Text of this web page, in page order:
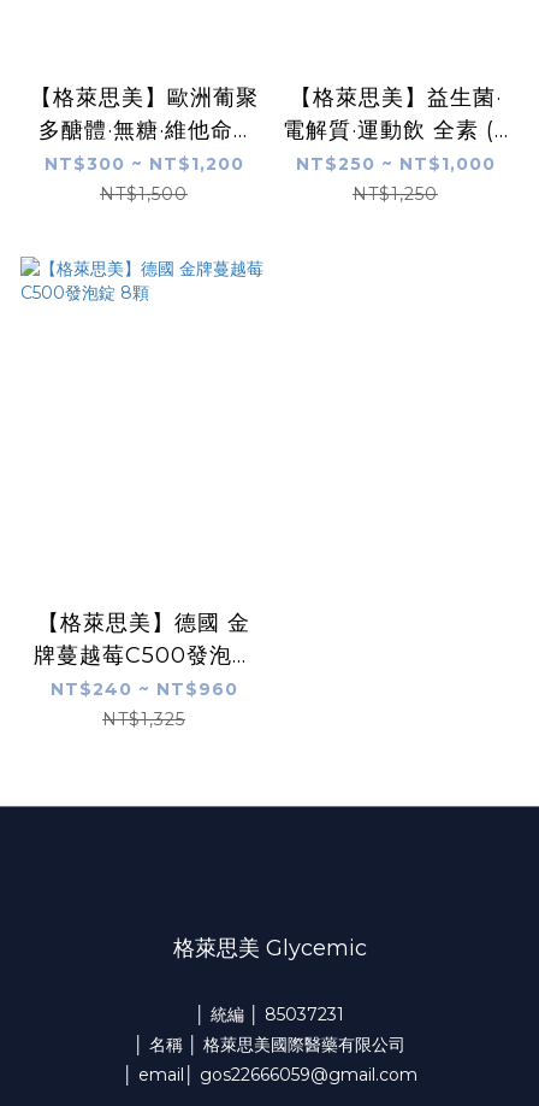
【格萊思美】歐洲葡聚
多醣體·無糖·維他命C
發泡錠
C1000+D800+鋅(百
醋栗/檸檬)
NT$300 ~ NT$1,200
NT$1,500
【格萊思美】益生菌·
電解質·運動飲 全素 (6
包)
NT$250 ~ NT$1,000
NT$1,250
【格萊思美】德國 金
牌蔓越莓C500發泡錠
8顆
NT$240 ~ NT$960
NT$1,325
格萊思美 Glycemic
│ 統編 │ 85037231
│ 名稱 │ 格萊思美國際醫藥有限公司
│ email│ gos22666059@gmail.com